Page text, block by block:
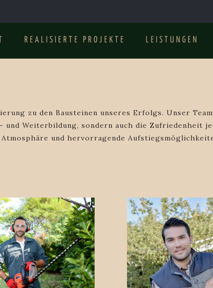
REALISIERTE PROJEKTE LEISTUNGEN
zu den Bausteinen unseres Erfolgs. Unser
Weiterbildung, sondern auch die Zufriedenheit
und hervorragende